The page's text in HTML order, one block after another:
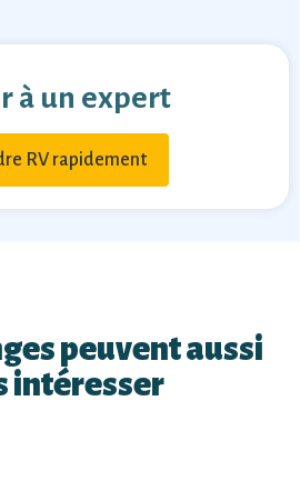
à un expert
RV rapidement
peuvent aussi
intéresser